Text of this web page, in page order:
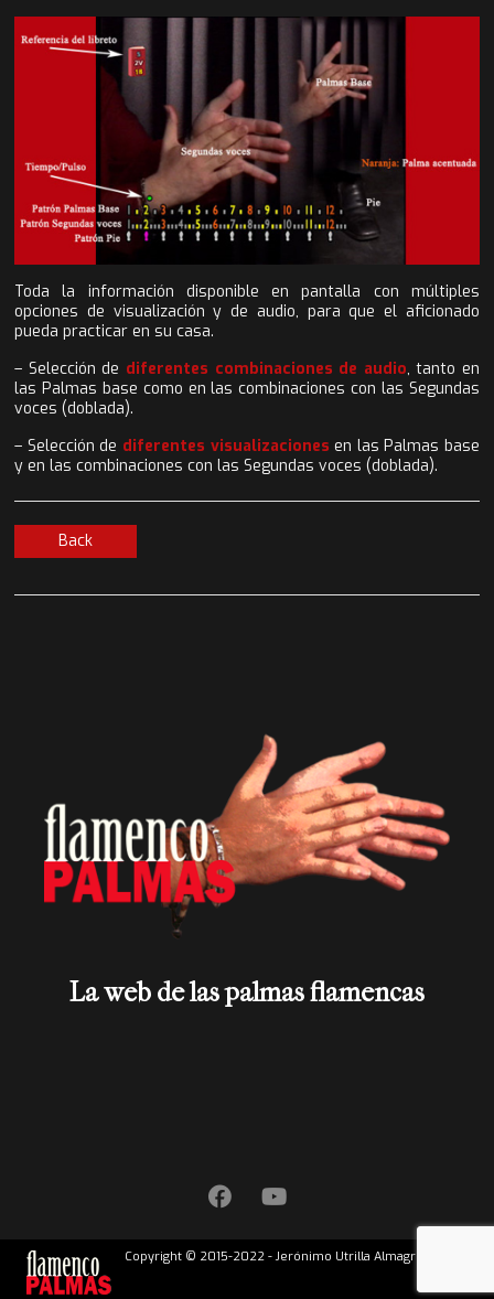
Toda la información disponible en pantalla con múltiples
opciones de visualización y de audio, para que el aficionado
pueda practicar en su casa.
– Selección de diferentes combinaciones de audio, tanto en
las Palmas base como en las combinaciones con las Segundas
voces (doblada).
– Selección de diferentes visualizaciones en las Palmas base
y en las combinaciones con las Segundas voces (doblada).
Back
La web de las palmas flamencas
Copyright © 2015-2022 - Jerónimo Utrilla Almagro